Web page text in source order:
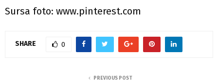
Sursa foto: www.pinterest.com
SHARE 0
PREVIOUS POST